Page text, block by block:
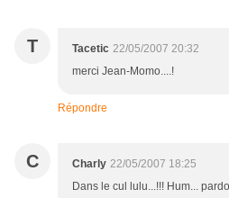
T Tacetic 22/05/2007 20:32
merci Jean-Momo....!
Répondre
C Charly 22/05/2007 18:25
Dans le cul lulu...!!! Hum...